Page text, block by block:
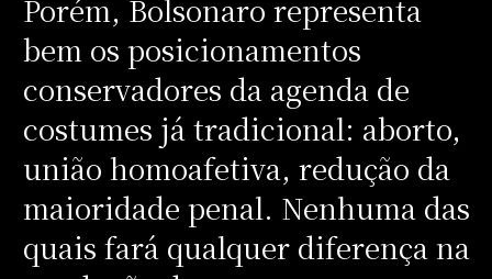
Porém, Bolsonaro representa
bem os posicionamentos
conservadores da agenda de
costumes já tradicional: aborto,
união homoafetiva, redução da
maioridade penal. Nenhuma das
quais fará qualquer diferença na